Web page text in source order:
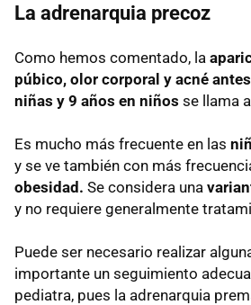
La adrenarquia precoz
Como hemos comentado, la
púbico, olor corporal y acné
niñas y 9 años en niños se llama
Es mucho más frecuente en las
y se ve también con más
obesidad. Se considera una
y no requiere generalmente
Puede ser necesario realizar
importante un seguimiento
pediatra, pues la adrenarquia